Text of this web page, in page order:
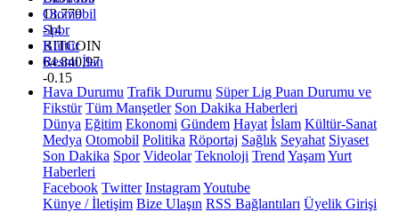
13.779
-14
BITCOIN
64.840,97
-0.15
Otomobil
Spor
Kültür
Resmi İlan
Hava Durumu Trafik Durumu Süper Lig Puan Durumu ve
Fikstür Tüm Manşetler Son Dakika Haberleri
Dünya Eğitim Ekonomi Gündem Hayat İslam Kültür-Sanat
Medya Otomobil Politika Röportaj Sağlık Seyahat Siyaset
Son Dakika Spor Videolar Teknoloji Trend YaşamYurt
Haberleri
Facebook Twitter InstagramYoutube
Künye / İletişim Bize Ulaşın RSS Bağlantıları Üyelik Girişi